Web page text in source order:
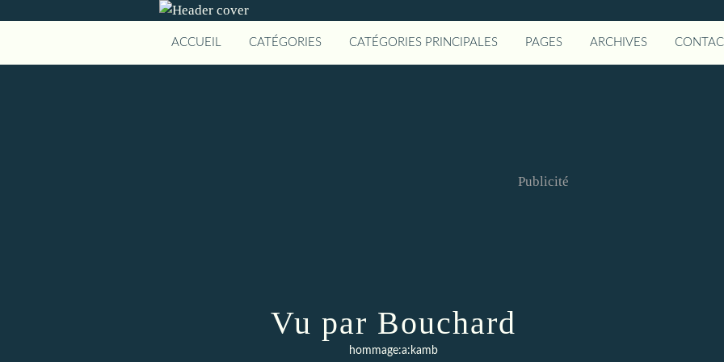
ACCUEIL CATÉGORIES CATÉGORIES PRINCIPALES PAGES ARCHIVES
Publicité
Vu par Bouchard
hommage:a:kamb